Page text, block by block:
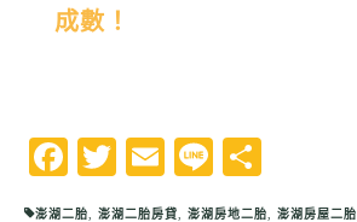
成數！
Facebook
Twitter
Email
Line
享
澎湖二胎 澎湖二胎房貸 澎湖房地二胎 澎湖房屋二胎